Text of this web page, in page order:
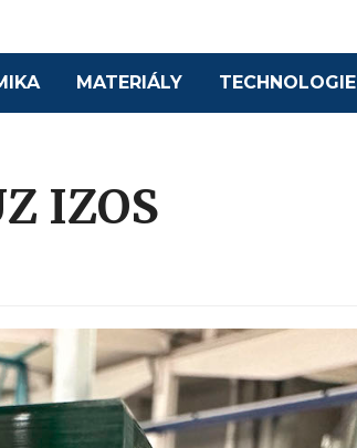
MATERIÁLY TECHNOLOGIE
IZOS